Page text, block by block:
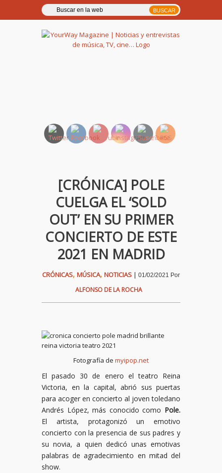
[CRÓNICA] POLE
CUELGA EL ‘SOLD
OUT’ EN SU PRIMER
CONCIERTO DE ESTE
2021 EN MADRID
CRÓNICAS, MÚSICA, NOTICIAS | 01/02/2021 Por
ALFONSO DE LA ROCHA
Fotografía de myipop.net
El pasado 30 de enero el teatro Reina
Victoria, en la capital, abrió sus puertas
para acoger en concierto al joven toledano
Andrés López, más conocido como Pole.
El artista, protagonizó un emotivo
concierto con la presencia de sus padres y
su novia, a quien dedicó unas emotivas
palabras de agradecimiento en mitad del
show.